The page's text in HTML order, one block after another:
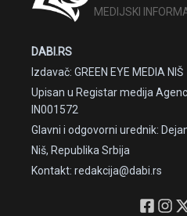
MEDIJSKI
DABI.RS
Izdavač: GREEN EYE MEDIA NIŠ
Upisan u Registar medija
IN001572
Glavni i odgovorni urednik:
Niš, Republika Srbija
Kontakt: redakcija@dabi.rs